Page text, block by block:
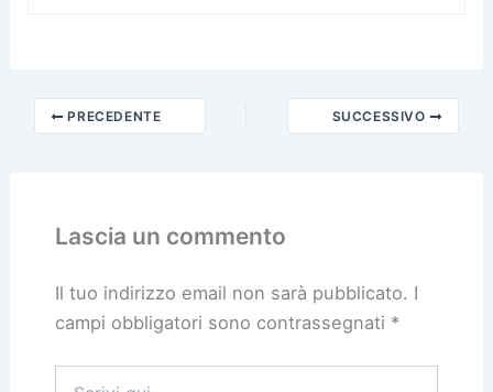
PRECEDENTE SUCCESSIVO
Lascia un commento
Il tuo indirizzo email non sarà pubblicato. I
campi obbligatori sono contrassegnati *